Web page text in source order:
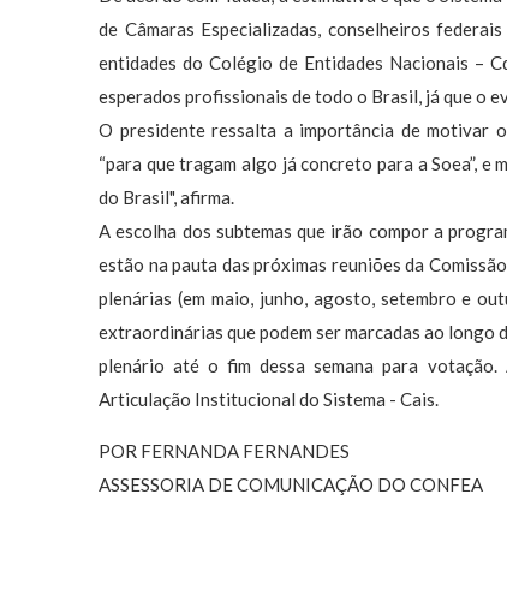
de Câmaras Especializadas, conselheiros
entidades do Colégio de Entidades Nacionais –
esperados profissionais de todo o Brasil, já que o
O presidente ressalta a importância de motivar
“para que tragam algo já concreto para a Soea”,
do Brasil", afirma.
A escolha dos subtemas que irão compor a
estão na pauta das próximas reuniões da
plenárias (em maio, junho, agosto, setembro e
extraordinárias que podem ser marcadas ao longo
plenário até o fim dessa semana para votação.
Articulação Institucional do Sistema - Cais.
POR FERNANDA FERNANDES
ASSESSORIA DE COMUNICAÇÃO DO CONFEA